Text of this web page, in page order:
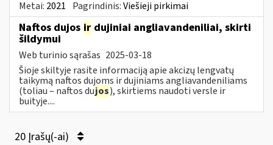
Metai: 2021 Pagrindinis:Viešieji pirkimai
Naftos dujos ir dujiniai angliavandeniliai, skirti
šildymui
Web turinio sąrašas 2025-03-18
Šioje skiltyje rasite informaciją apie akcizų lengvatų
taikymą naftos dujoms ir dujiniams angliavandeniliams
(toliau – naftos dujos), skirtiems naudoti versle ir
buityje....
20 Įrašų(-ai)